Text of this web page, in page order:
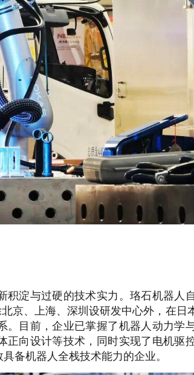
积淀与过硬的技术实力。珞石机器人
京、上海、深圳设研发中心外，在日
。目前，企业已掌握了机器人动力学
正向设计等技术，同时实现了电机驱
备机器人全栈技术能力的企业。